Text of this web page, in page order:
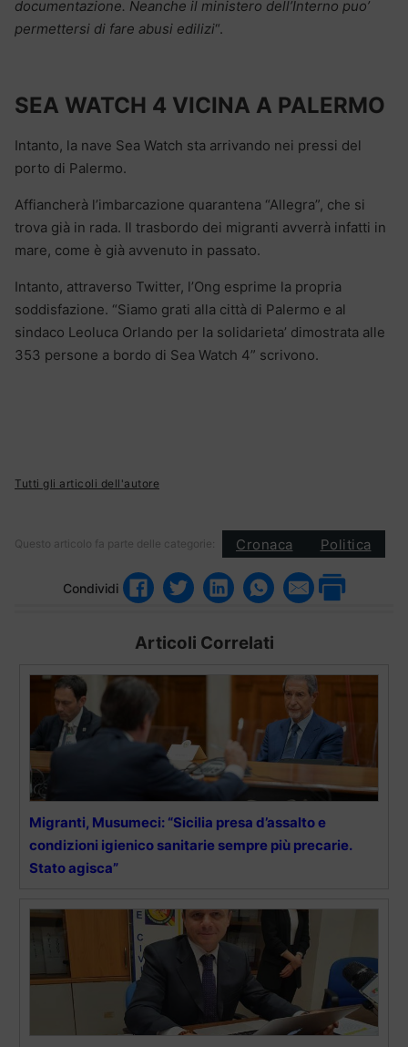
documentazione. Neanche il ministero dell’Interno puo’
permettersi di fare abusi edilizi“.
SEA WATCH 4 VICINA A PALERMO
Intanto, la nave Sea Watch sta arrivando nei pressi del
porto di Palermo.
Affiancherà l’imbarcazione quarantena “Allegra”, che si
trova già in rada. Il trasbordo dei migranti avverrà infatti in
mare, come è già avvenuto in passato.
Intanto, attraverso Twitter, l’Ong esprime la propria
soddisfazione. “Siamo grati alla città di Palermo e al
sindaco Leoluca Orlando per la solidarieta’ dimostrata alle
353 persone a bordo di Sea Watch 4” scrivono.
Tutti gli articoli dell'autore
Questo articolo fa parte delle categorie: Cronaca Politica
Condividi
Articoli Correlati
Migranti, Musumeci: “Sicilia presa d’assalto e
condizioni igienico sanitarie sempre più precarie.
Stato agisca”